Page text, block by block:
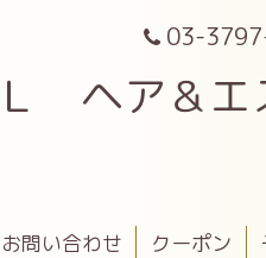
03-
ヘア＆エ
お問い合わせ クーポン